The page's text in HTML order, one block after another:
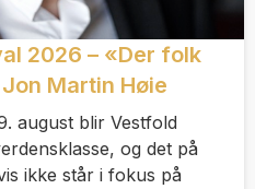
2026 – «Der folk
Martin Høie
august blir Vestfold
og det på
ikke står i fokus på